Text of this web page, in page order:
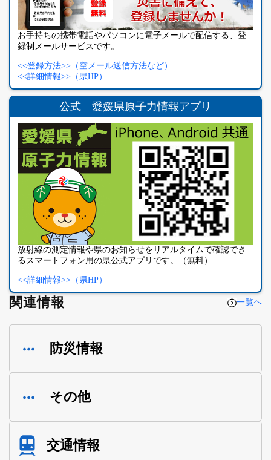
お手持ちの携帯電話やパソコンに電子メールで配信する、登
録制メールサービスです。
<<登録方法>>（空メール送信方法など）
<<詳細情報>>（県HP）
公式 愛媛県原子力情報アプリ
放射線の測定情報や県のお知らせをリアルタイムで確認でき
るスマートフォン用の県公式アプリです。（無料）
<<詳細情報>>（県HP）
関連情報 一覧ヘ
防災情報
その他
交通情報